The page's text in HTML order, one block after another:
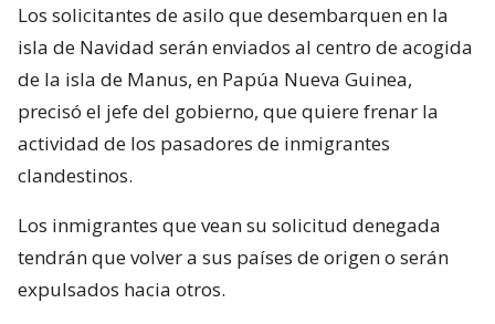
Los solicitantes de asilo que desembarquen en la
isla de Navidad serán enviados al centro de acogida
de la isla de Manus, en Papúa Nueva Guinea,
precisó el jefe del gobierno, que quiere frenar la
actividad de los pasadores de inmigrantes
clandestinos.
Los inmigrantes que vean su solicitud denegada
tendrán que volver a sus países de origen o serán
expulsados hacia otros.